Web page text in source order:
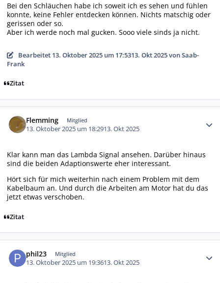
Bei den Schläuchen habe ich soweit ich es sehen und fühlen
konnte, keine Fehler entdecken können. Nichts matschig oder
gerissen oder so.
Aber ich werde noch mal gucken. Sooo viele sinds ja nicht.
Bearbeitet 13. Oktober 2025 um 17:5313. Okt 2025von Saab-
Frank
Zitat
Flemming Mitglied
13. Oktober 2025 um 18:2913. Okt 2025
Klar kann man das Lambda Signal ansehen. Darüber hinaus
sind die beiden Adaptionswerte eher interessant.
Hört sich für mich weiterhin nach einem Problem mit dem
Kabelbaum an. Und durch die Arbeiten am Motor hat du das
jetzt etwas verschoben.
Zitat
phil23 Mitglied
13. Oktober 2025 um 19:3613. Okt 2025